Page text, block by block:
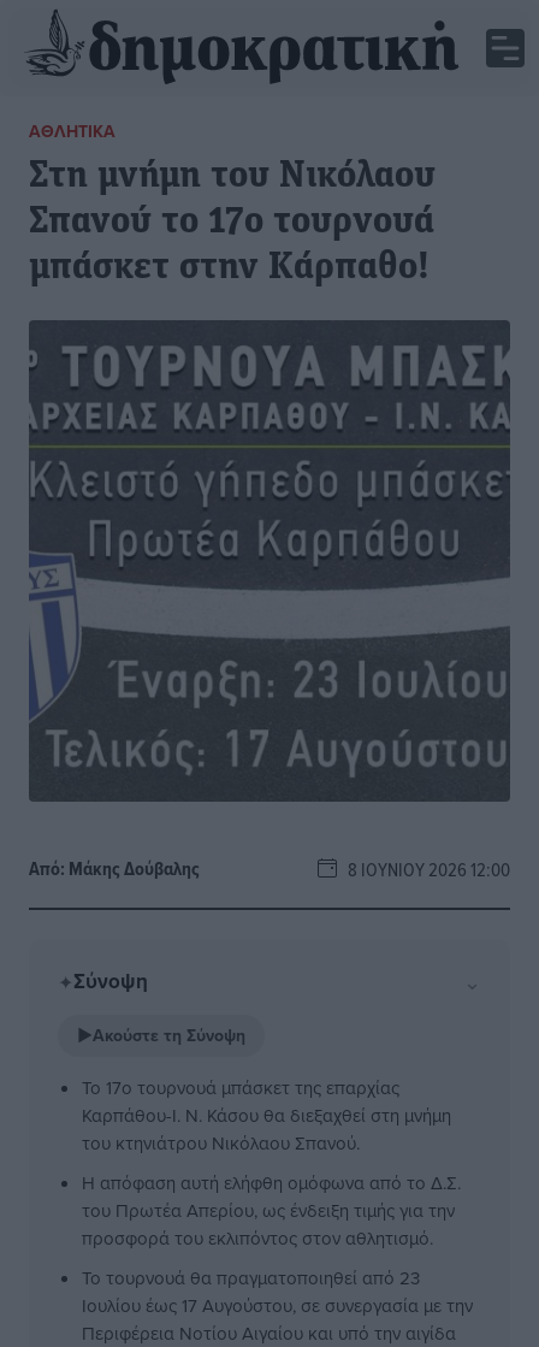
ΑΘΛΗΤΙΚΆ
Στη μνήμη του Νικόλαου
Σπανού το 17ο τουρνουά
μπάσκετ στην Κάρπαθο!
Από: Μάκης Δούβαλης 8 ΙΟΥΝΊΟΥ 2026 12:00
✦Σύνοψη ⌄
▶Ακούστε τη Σύνοψη
Το 17ο τουρνουά μπάσκετ της επαρχίας
Καρπάθου-Ι. Ν. Κάσου θα διεξαχθεί στη μνήμη
του κτηνιάτρου Νικόλαου Σπανού.
Η απόφαση αυτή ελήφθη ομόφωνα από το Δ.Σ.
του Πρωτέα Απερίου, ως ένδειξη τιμής για την
προσφορά του εκλιπόντος στον αθλητισμό.
Το τουρνουά θα πραγματοποιηθεί από 23
Ιουλίου έως 17 Αυγούστου, σε συνεργασία με την
Περιφέρεια Νοτίου Αιγαίου και υπό την αιγίδα